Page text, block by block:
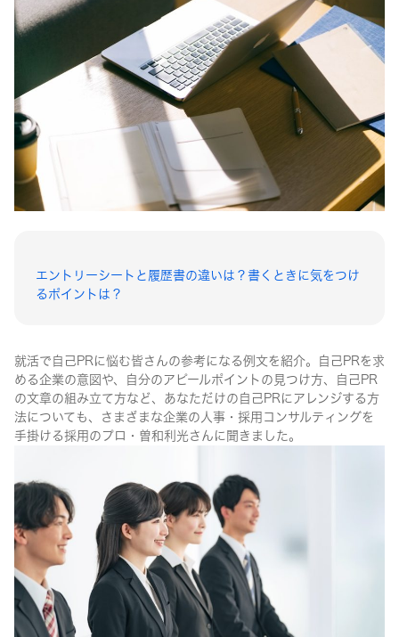
エントリーシートと履歴書の違いは？書くときに気をつけ
るポイントは？
就活で自己PRに悩む皆さんの参考になる例文を紹介。自己PRを求
める企業の意図や、自分のアピールポイントの見つけ方、自己PR
の文章の組み立て方など、あなただけの自己PRにアレンジする方
法についても、さまざまな企業の人事・採用コンサルティングを
手掛ける採用のプロ・曽和利光さんに聞きました。